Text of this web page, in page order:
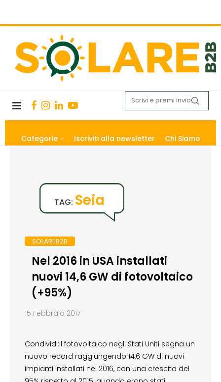
Categorie Iscriviti alla newsletter Chi Siamo
TAG: Seia
SOLAREB2B
Nel 2016 in USA installati
nuovi 14,6 GW di fotovoltaico
(+95%)
15 Febbraio 2017
Condividi:Il fotovoltaico negli Stati Uniti segna un
nuovo record raggiungendo 14,6 GW di nuovi
impianti installati nel 2016, con una crescita del